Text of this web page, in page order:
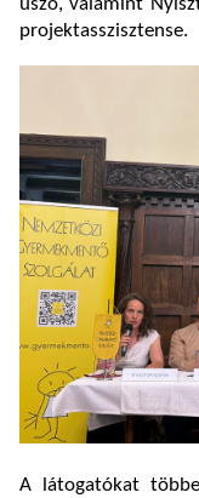
úszó, valamint
projektasszisztense.
A látogatókat